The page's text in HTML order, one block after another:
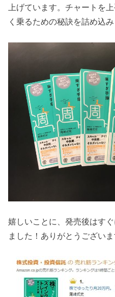
上げています。チャートを
く乗るための秘訣を詰め込み
嬉しいことに、発売後はす
ました！ありがとうございま